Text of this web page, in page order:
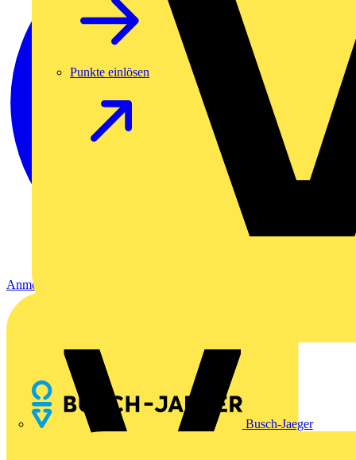
Busch-Jaeger
Punkte einlösen
Anmelden